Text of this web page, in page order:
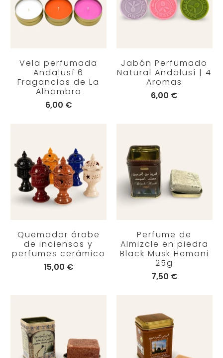
Vela perfumada
Andalusí 6
Fragancias de La
Alhambra
6,00 €
Jabón Perfumado
Natural Andalusí | 4
Aromas
6,00 €
Quemador árabe
de inciensos y
perfumes cerámico
15,00 €
Perfume de
Almizcle en piedra
Black Musk Hemani
25g
7,50 €